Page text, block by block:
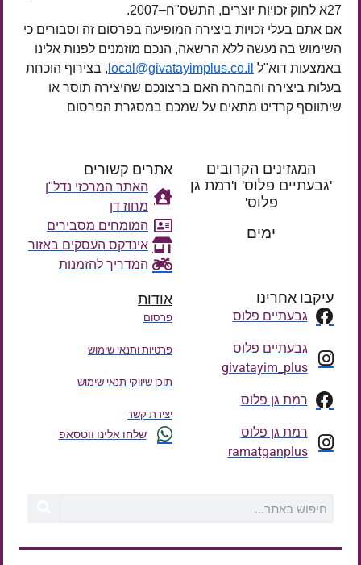
27א לחוק זכויות יוצרים, התשס"ח–2007.
אם אתם בעלי זכויות ביצירה המופיעה בפרסום זה וסבורים כי
השימוש בה נעשה ללא הרשאה, הנכם מוזמנים לפנות אלינו
באמצעות דוא"ל local@givatayimplus.co.il , בצירוף הוכחת
בעלות ביצירה והבהרה האם ברצונכם שהיצירה תוסר או
שיתווסף קרדיט מתאים על שמכם במסגרת הפרסום
המגזינים הקרובים
'גבעתיים פלוס' ו'רמת גן
פלוס'
ימים
אתרים קשורים
האתר המרכזי נדל"ן
מחוז דן
המומחים מסבירים
אינדקס העסקים באזור
המדריך להזמנות
עיקבו אחרינו
גבעתיים פלוס
גבעתיים פלוס
givatayim_plus
רמת גן פלוס
רמת גן פלוס
ramatganplus
אודות
פרסום
פרטיות ותנאי שימוש
תוכן שיווקי תנאי שימוש
יצירת קשר
שלחו אלינו ווטסאפ